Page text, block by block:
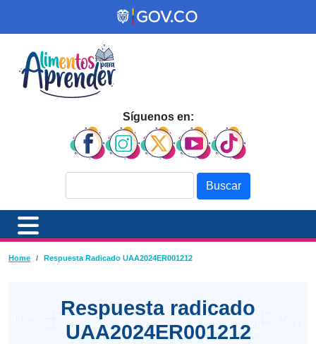
Pasar al contenido principal
Síguenos en:
Ruta de navegación
Home Respuesta Radicado UAA2024ER001212
Respuesta radicado
UAA2024ER001212